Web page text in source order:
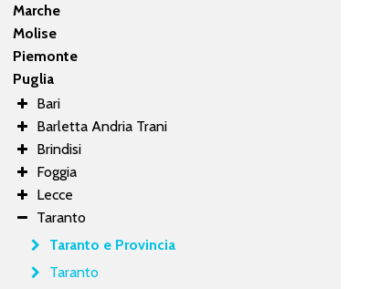
Marche
Molise
Piemonte
Puglia
Bari
Barletta Andria Trani
Brindisi
Foggia
Lecce
Taranto
Taranto e Provincia
Taranto